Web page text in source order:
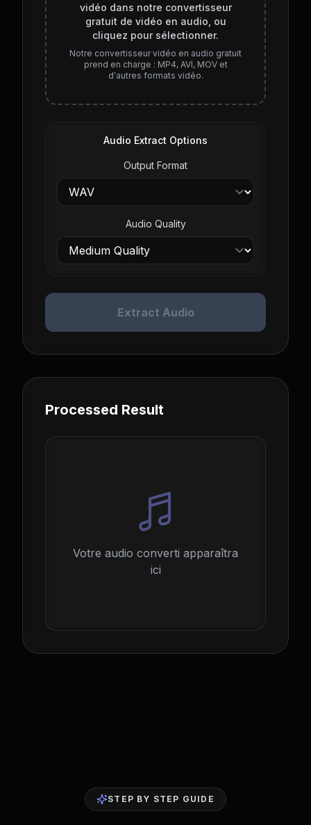
vidéo dans notre convertisseur
gratuit de vidéo en audio, ou
cliquez pour sélectionner.
Notre convertisseur vidéo en audio gratuit
prend en charge : MP4, AVI, MOV et
d'autres formats vidéo.
Audio Extract Options
Output Format
Audio Quality
Extract Audio
Processed Result
Votre audio converti apparaîtra
ici
STEP BY STEP GUIDE